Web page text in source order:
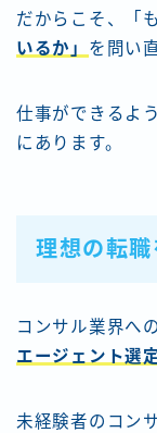
だからこそ、「
いるか」 を問い
仕事ができるよ
にあります。
理想の転職
コンサル業界へ
エージェント選
未経験者のコン